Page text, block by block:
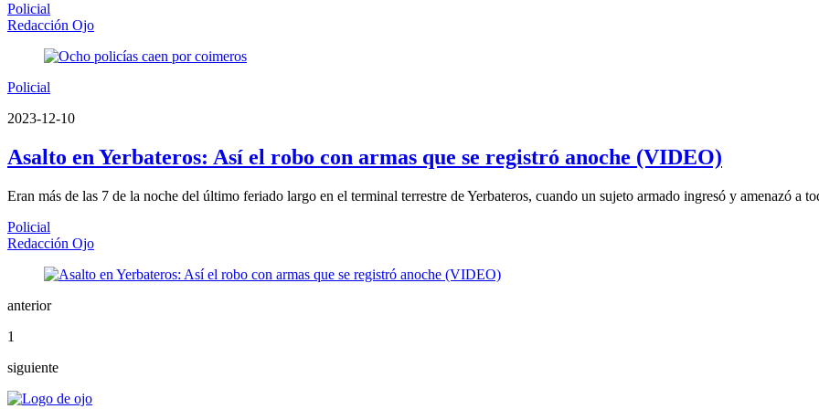
Policial
Redacción Ojo
Policial
2023-12-10
Asalto en Yerbateros: Así el robo con armas que se registró anoche (VIDEO)
Eran más de las 7 de la noche del último feriado largo en el terminal terrestre de Yerbateros, cuando un sujeto armado ingresó y amenazó a
Policial
Redacción Ojo
anterior
1
siguiente